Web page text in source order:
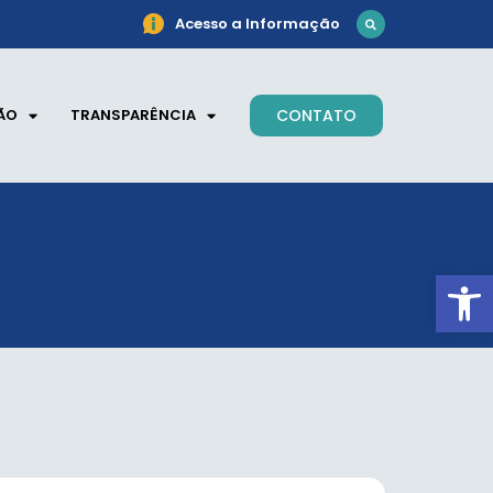
Acesso a Informação
TRANSPARÊNCIA CONTATO